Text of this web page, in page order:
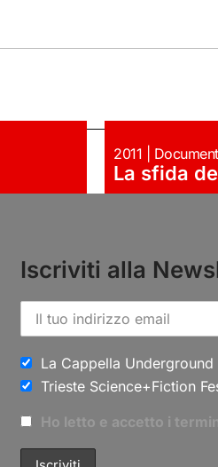
2011 |
La sfida
Iscriviti alla
La Cappella Underground
Trieste Science+Fiction
Ho letto e accetto i